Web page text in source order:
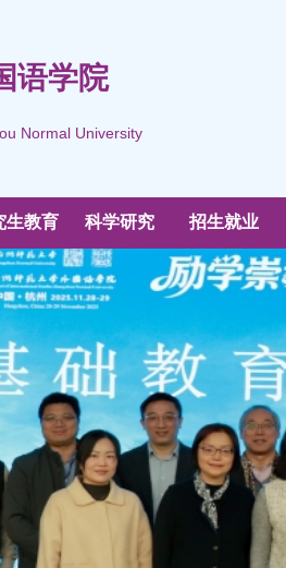
语学院
Normal University
生教育 科学研究 招生就业